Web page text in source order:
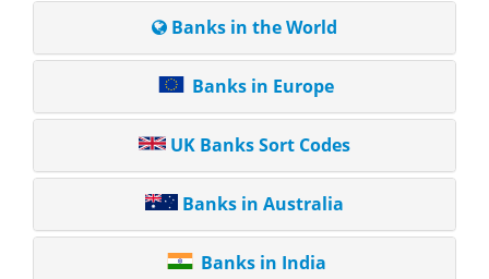
Banks in the World
Banks in Europe
UK Banks Sort Codes
Banks in Australia
Banks in India